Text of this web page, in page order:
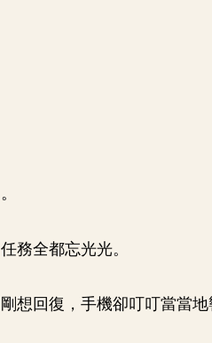
務全都忘光光。
想回復，手機卻叮叮當當地